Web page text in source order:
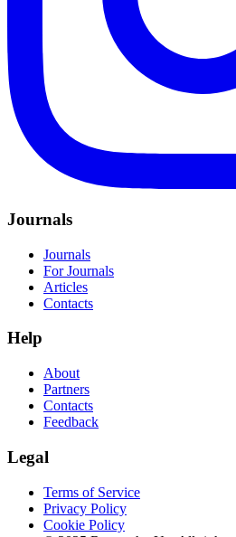
Journals
Journals
For Journals
Articles
Contacts
Help
About
Partners
Contacts
Feedback
Legal
Terms of Service
Privacy Policy
Cookie Policy